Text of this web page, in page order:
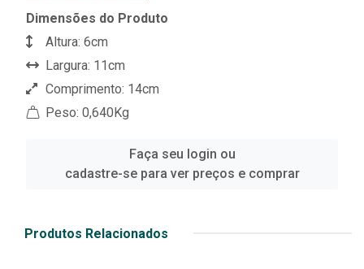
Dimensões do Produto
Altura: 6cm
Largura: 11cm
Comprimento: 14cm
Peso: 0,640Kg
Faça seu login ou
cadastre-se para ver preços e comprar
Produtos Relacionados